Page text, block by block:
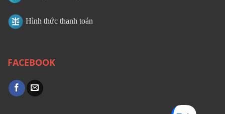
Hình thức thanh toán
FACEBOOK